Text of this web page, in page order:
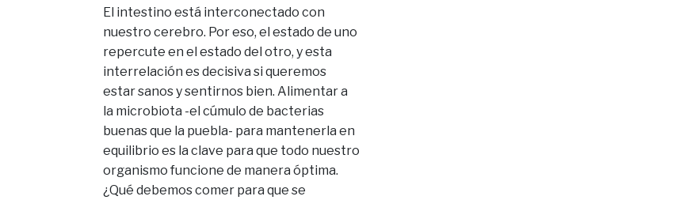
El intestino está interconectado con
nuestro cerebro. Por eso, el estado de uno
repercute en el estado del otro, y esta
interrelación es decisiva si queremos
estar sanos y sentirnos bien. Alimentar a
la microbiota -el cúmulo de bacterias
buenas que la puebla- para mantenerla en
equilibrio es la clave para que todo nuestro
organismo funcione de manera óptima.
¿Qué debemos comer para que se